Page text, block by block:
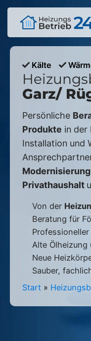
Kälte
Garz/
Persönliche
Produkte in der
Installation und
Privathaushalt
Von der
Beratung für
Alte Ölheizung
Neue
Sauber,
Start »